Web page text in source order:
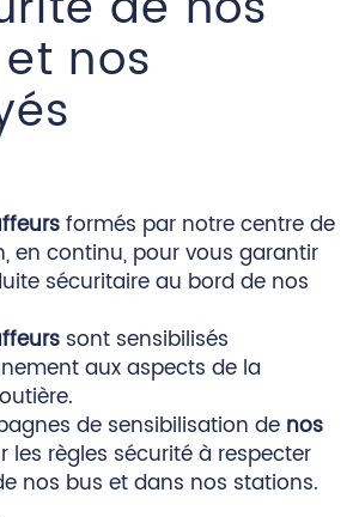
nos
formés par notre centre de
en continu, pour vous garantir
sécuritaire au bord de nos
sont sensibilisés
aux aspects de la
de sensibilisation de nos
les règles sécurité à respecter
nos bus et dans nos stations.